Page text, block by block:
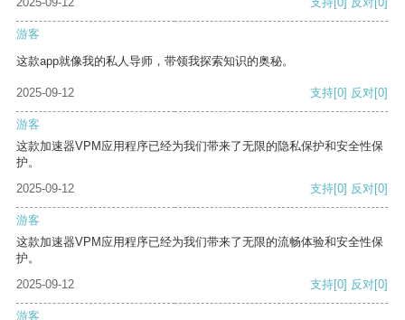
游客
这款app就像我的私人导师，带领我探索知识的奥秘。
2025-09-12 支持[0] 反对[0]
游客
这款加速器VPM应用程序已经为我们带来了无限的隐私保护和安全性保
护。
2025-09-12
支持[0] 反对[0]
游客
这款加速器VPM应用程序已经为我们带来了无限的流畅体验和安全性保
护。
2025-09-12
支持[0] 反对[0]
游客